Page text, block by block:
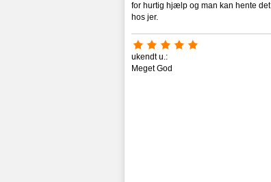
for hurtig hjælp og man kan hente det
hos jer.
ukendt u.:
Meget God